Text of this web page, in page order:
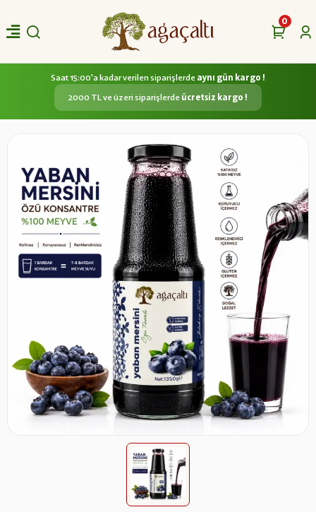
0
Saat 15:00'a kadar verilen siparişlerde aynı gün kargo !
2000 TL ve üzeri siparişlerde ücretsiz kargo !